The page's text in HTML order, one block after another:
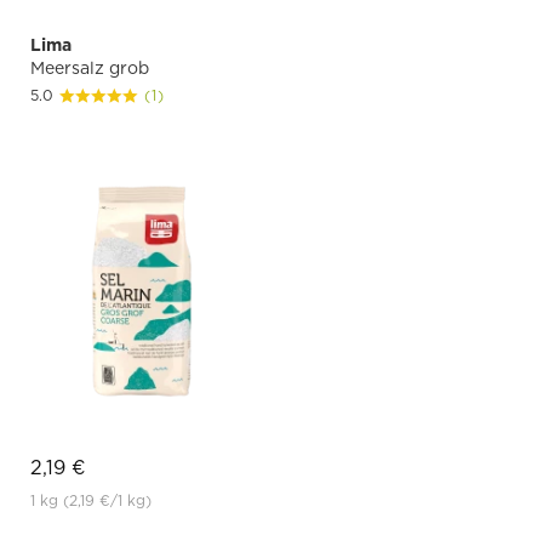
Lima
Meersalz grob
5.0 (1)
2,19 €
1 kg (2,19 €/1 kg)